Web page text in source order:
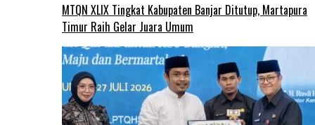
MTQN XLIX Tingkat Kabupaten Banjar Ditutup, Martapura
Timur Raih Gelar Juara Umum